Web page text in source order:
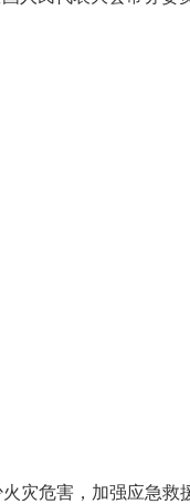
灾危害，加强应急救